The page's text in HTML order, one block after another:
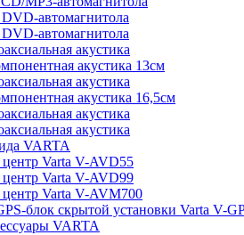
автомагнитола
автомагнитола
акустика
акустика 13см
акустика
акустика 16,5см
акустика
акустика
VARTA
Varta V-AVD55
Varta V-AVD99
Varta V-AVM700
блок скрытой установки Varta V-
VARTA